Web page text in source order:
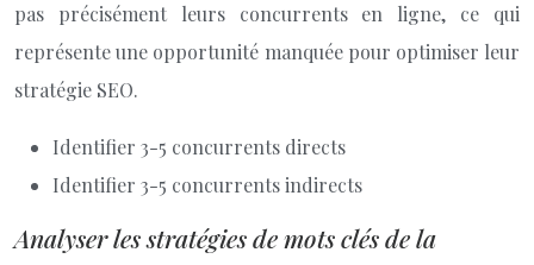
pas précisément leurs concurrents en ligne, ce qui
représente une opportunité manquée pour optimiser leur
stratégie SEO.
Identifier 3-5 concurrents directs
Identifier 3-5 concurrents indirects
Analyser les stratégies de mots clés de la